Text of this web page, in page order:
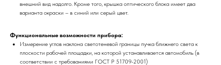
внешний вид надолго. Кроме того, крышка оптического блока имеет два
варианта окраски – в синий или серый цвет.
Функциональные возможности прибора:
Измерение углов наклона светотеневой границы пучка ближнего света к
плоскости рабочей площадки, на которой устанавливается автомобиль (в
соответствии с требованиями ГОСТ Р 51709-2001)